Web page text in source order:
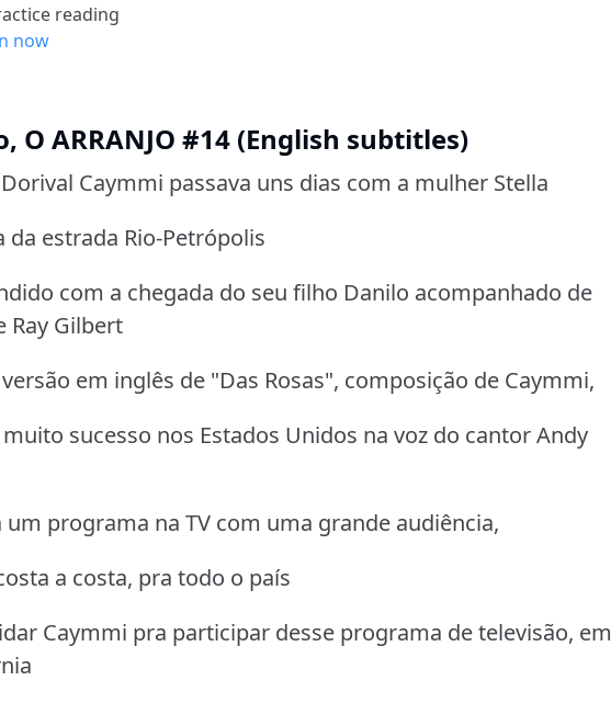
reading
now
O ARRANJO #14 (English subtitles)
Caymmi passava uns dias com a mulher Stella
da estrada Rio-Petrópolis
com a chegada do seu filho Danilo acompanhado de
Ray Gilbert
em inglês de "Das Rosas", composição de Caymmi,
sucesso nos Estados Unidos na voz do cantor Andy
programa na TV com uma grande audiência,
a costa, pra todo o país
Caymmi pra participar desse programa de televisão, em